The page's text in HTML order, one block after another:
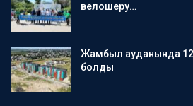
велошеру…
Жамбыл ауданында
болды